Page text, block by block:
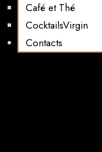
Café et Thé
CocktailsVirgin​
Contacts